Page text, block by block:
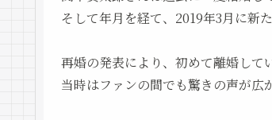
そして年月を経て、2019年3月に新
再婚の発表により、初めて離婚して
当時はファンの間でも驚きの声が広